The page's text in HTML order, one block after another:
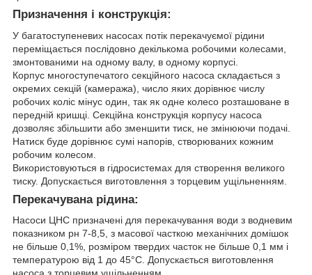
Призначення і конструкція:
У багатоступеневих насосах потік перекачуємої рідини
переміщається послідовно декількома робочими колесами,
змонтованими на одному валу, в одному корпусі.
Корпус многоступечатого секційного насоса складається з
окремих секцій (камеража), число яких дорівнює числу
робочих коліс мінус один, так як одне колесо розташоване в
передній кришці. Секційна конструкція корпусу насоса
дозволяє збільшити або зменшити тиск, не змінюючи подачі.
Натиск буде дорівнює сумі напорів, створюваних кожним
робочим колесом.
Використовуються в гідросистемах для створення великого
тиску. Допускається виготовлення з торцевим ущільненням.
Перекачувана рідина:
Насоси ЦНС призначені для перекачування води з водневим
показником рн 7-8,5, з масової часткою механічних домішок
не більше 0,1%, розміром твердих часток не більше 0,1 мм і
температурою від 1 до 45°С. Допускається виготовлення